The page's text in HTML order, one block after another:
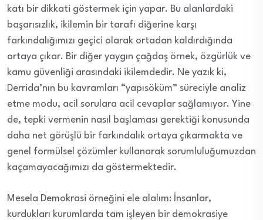
katı bir dikkati göstermek için yapar. Bu alanlardaki
başarısızlık, ikilemin bir tarafı diğerine karşı
farkındalığımızı geçici olarak ortadan kaldırdığında
ortaya çıkar. Bir diğer yaygın çağdaş örnek, özgürlük ve
kamu güvenliği arasındaki ikilemdedir. Ne yazık ki,
Derrida’nın bu kavramları “yapısöküm” süreciyle analiz
etme modu, acil sorulara acil cevaplar sağlamıyor. Yine
de, tepki vermenin nasıl başlaması gerektiği konusunda
daha net görüşlü bir farkındalık ortaya çıkarmakta ve
genel formülsel çözümler kullanarak sorumluluğumuzdan
kaçamayacağımızı da göstermektedir.
Mesela Demokrasi örneğini ele alalım: İnsanlar,
kurdukları kurumlarda tam işleyen bir demokrasiye